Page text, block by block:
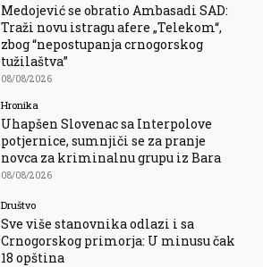
Medojević se obratio Ambasadi SAD:
Traži novu istragu afere „Telekom“,
zbog “nepostupanja crnogorskog
tužilaštva”
08/08/2026
Hronika
Uhapšen Slovenac sa Interpolove
potjernice, sumnjiči se za pranje
novca za kriminalnu grupu iz Bara
08/08/2026
Društvo
Sve više stanovnika odlazi i sa
Crnogorskog primorja: U minusu čak
18 opština